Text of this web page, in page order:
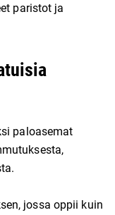
paristot ja
paloasemat
jossa oppii kuin